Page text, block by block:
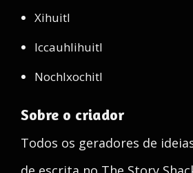
Xihuitl
Iccauhlihuitl
Nochlxochitl
Sobre o criador
Todos os geradores de